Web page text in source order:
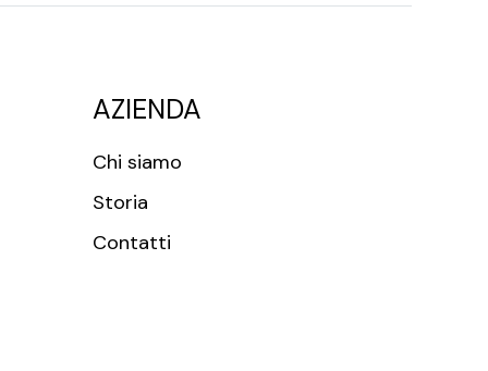
AZIENDA
Chi siamo
Storia
Contatti